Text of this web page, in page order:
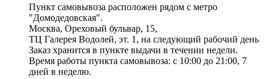
Пункт самовывоза расположен рядом с метро
"Домодедовская".
Москва, Ореховый бульвар, 15,
ТЦ Галерея Водолей, эт. 1, на следующий рабочий день
Заказ хранится в пункте выдачи в течении недели.
Время работы пункта самовывоза: с 10:00 до 21:00, 7
дней в неделю.